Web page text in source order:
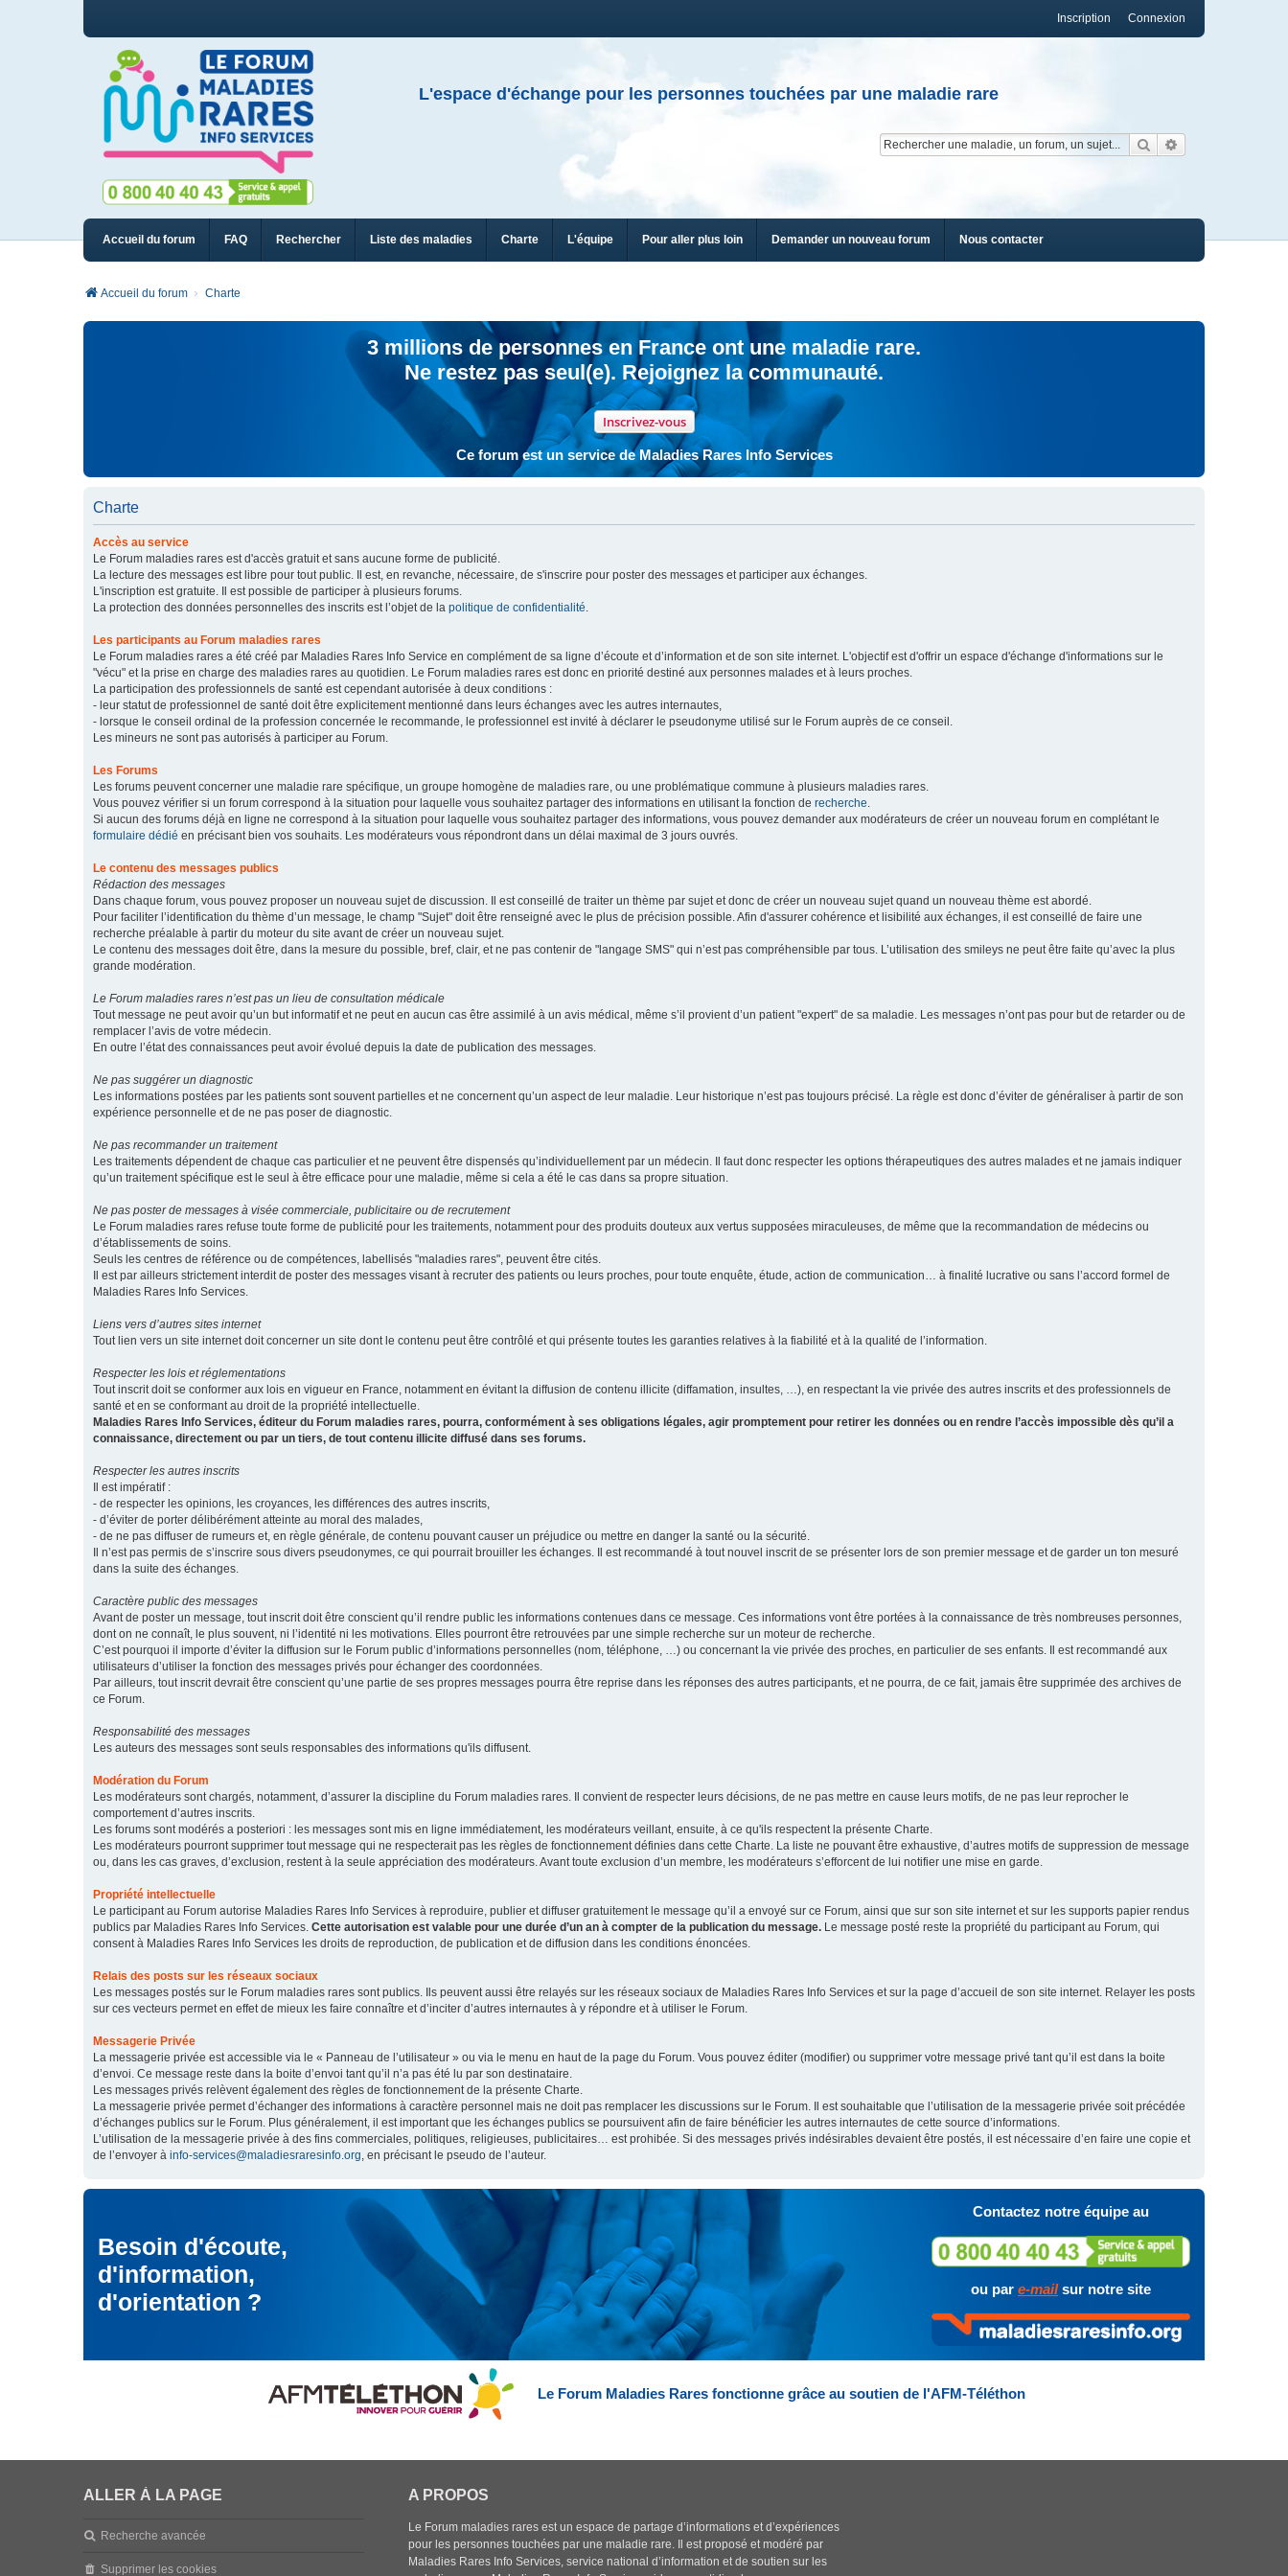
Connexion
Inscription
L'espace d'échange pour les personnes touchées par une maladie rare
Rechercher
Accueil du forum FAQ Rechercher Liste des maladies Charte L'équipe Pour aller plus loin Demander un nouveau forum Nous contacter
Accueil du forum Charte
3 millions de personnes en France ont une maladie rare.
Ne restez pas seul(e). Rejoignez la communauté.
Inscrivez-vous
Ce forum est un service de Maladies Rares Info Services
Charte
Accès au service
Le Forum maladies rares est d'accès gratuit et sans aucune forme de publicité.
La lecture des messages est libre pour tout public. Il est, en revanche, nécessaire, de s'inscrire pour poster des messages et participer aux échanges.
L'inscription est gratuite. Il est possible de participer à plusieurs forums.
La protection des données personnelles des inscrits est l’objet de la politique de confidentialité.
Les participants au Forum maladies rares
Le Forum maladies rares a été créé par Maladies Rares Info Service en complément de sa ligne d’écoute et d’information et de son site internet. L'objectif est d'offrir un espace d'échange d'informations sur le
"vécu" et la prise en charge des maladies rares au quotidien. Le Forum maladies rares est donc en priorité destiné aux personnes malades et à leurs proches.
La participation des professionnels de santé est cependant autorisée à deux conditions :
- leur statut de professionnel de santé doit être explicitement mentionné dans leurs échanges avec les autres internautes,
- lorsque le conseil ordinal de la profession concernée le recommande, le professionnel est invité à déclarer le pseudonyme utilisé sur le Forum auprès de ce conseil.
Les mineurs ne sont pas autorisés à participer au Forum.
Les Forums
Les forums peuvent concerner une maladie rare spécifique, un groupe homogène de maladies rare, ou une problématique commune à plusieurs maladies rares.
Vous pouvez vérifier si un forum correspond à la situation pour laquelle vous souhaitez partager des informations en utilisant la fonction de recherche.
Si aucun des forums déjà en ligne ne correspond à la situation pour laquelle vous souhaitez partager des informations, vous pouvez demander aux modérateurs de créer un nouveau forum en complétant le
formulaire dédié en précisant bien vos souhaits. Les modérateurs vous répondront dans un délai maximal de 3 jours ouvrés.
Le contenu des messages publics
Rédaction des messages
Dans chaque forum, vous pouvez proposer un nouveau sujet de discussion. Il est conseillé de traiter un thème par sujet et donc de créer un nouveau sujet quand un nouveau thème est abordé.
Pour faciliter l’identification du thème d’un message, le champ "Sujet" doit être renseigné avec le plus de précision possible. Afin d'assurer cohérence et lisibilité aux échanges, il est conseillé de faire une
recherche préalable à partir du moteur du site avant de créer un nouveau sujet.
Le contenu des messages doit être, dans la mesure du possible, bref, clair, et ne pas contenir de "langage SMS" qui n’est pas compréhensible par tous. L’utilisation des smileys ne peut être faite qu’avec la plus
grande modération.
Le Forum maladies rares n’est pas un lieu de consultation médicale
Tout message ne peut avoir qu’un but informatif et ne peut en aucun cas être assimilé à un avis médical, même s’il provient d’un patient "expert" de sa maladie. Les messages n’ont pas pour but de retarder ou de
remplacer l’avis de votre médecin.
En outre l’état des connaissances peut avoir évolué depuis la date de publication des messages.
Ne pas suggérer un diagnostic
Les informations postées par les patients sont souvent partielles et ne concernent qu’un aspect de leur maladie. Leur historique n’est pas toujours précisé. La règle est donc d’éviter de généraliser à partir de son
expérience personnelle et de ne pas poser de diagnostic.
Ne pas recommander un traitement
Les traitements dépendent de chaque cas particulier et ne peuvent être dispensés qu’individuellement par un médecin. Il faut donc respecter les options thérapeutiques des autres malades et ne jamais indiquer
qu’un traitement spécifique est le seul à être efficace pour une maladie, même si cela a été le cas dans sa propre situation.
Ne pas poster de messages à visée commerciale, publicitaire ou de recrutement
Le Forum maladies rares refuse toute forme de publicité pour les traitements, notamment pour des produits douteux aux vertus supposées miraculeuses, de même que la recommandation de médecins ou
d’établissements de soins.
Seuls les centres de référence ou de compétences, labellisés "maladies rares", peuvent être cités.
Il est par ailleurs strictement interdit de poster des messages visant à recruter des patients ou leurs proches, pour toute enquête, étude, action de communication… à finalité lucrative ou sans l’accord formel de
Maladies Rares Info Services.
Liens vers d’autres sites internet
Tout lien vers un site internet doit concerner un site dont le contenu peut être contrôlé et qui présente toutes les garanties relatives à la fiabilité et à la qualité de l’information.
Respecter les lois et réglementations
Tout inscrit doit se conformer aux lois en vigueur en France, notamment en évitant la diffusion de contenu illicite (diffamation, insultes, …), en respectant la vie privée des autres inscrits et des professionnels de
santé et en se conformant au droit de la propriété intellectuelle.
Maladies Rares Info Services, éditeur du Forum maladies rares, pourra, conformément à ses obligations légales, agir promptement pour retirer les données ou en rendre l’accès impossible dès qu’il a
connaissance, directement ou par un tiers, de tout contenu illicite diffusé dans ses forums.
Respecter les autres inscrits
Il est impératif :
- de respecter les opinions, les croyances, les différences des autres inscrits,
- d’éviter de porter délibérément atteinte au moral des malades,
- de ne pas diffuser de rumeurs et, en règle générale, de contenu pouvant causer un préjudice ou mettre en danger la santé ou la sécurité.
Il n’est pas permis de s’inscrire sous divers pseudonymes, ce qui pourrait brouiller les échanges. Il est recommandé à tout nouvel inscrit de se présenter lors de son premier message et de garder un ton mesuré
dans la suite des échanges.
Caractère public des messages
Avant de poster un message, tout inscrit doit être conscient qu’il rendre public les informations contenues dans ce message. Ces informations vont être portées à la connaissance de très nombreuses personnes,
dont on ne connaît, le plus souvent, ni l’identité ni les motivations. Elles pourront être retrouvées par une simple recherche sur un moteur de recherche.
C’est pourquoi il importe d’éviter la diffusion sur le Forum public d’informations personnelles (nom, téléphone, …) ou concernant la vie privée des proches, en particulier de ses enfants. Il est recommandé aux
utilisateurs d’utiliser la fonction des messages privés pour échanger des coordonnées.
Par ailleurs, tout inscrit devrait être conscient qu’une partie de ses propres messages pourra être reprise dans les réponses des autres participants, et ne pourra, de ce fait, jamais être supprimée des archives de
ce Forum.
Responsabilité des messages
Les auteurs des messages sont seuls responsables des informations qu'ils diffusent.
Modération du Forum
Les modérateurs sont chargés, notamment, d’assurer la discipline du Forum maladies rares. Il convient de respecter leurs décisions, de ne pas mettre en cause leurs motifs, de ne pas leur reprocher le
comportement d’autres inscrits.
Les forums sont modérés a posteriori : les messages sont mis en ligne immédiatement, les modérateurs veillant, ensuite, à ce qu'ils respectent la présente Charte.
Les modérateurs pourront supprimer tout message qui ne respecterait pas les règles de fonctionnement définies dans cette Charte. La liste ne pouvant être exhaustive, d’autres motifs de suppression de message
ou, dans les cas graves, d’exclusion, restent à la seule appréciation des modérateurs. Avant toute exclusion d’un membre, les modérateurs s’efforcent de lui notifier une mise en garde.
Propriété intellectuelle
Le participant au Forum autorise Maladies Rares Info Services à reproduire, publier et diffuser gratuitement le message qu’il a envoyé sur ce Forum, ainsi que sur son site internet et sur les supports papier rendus
publics par Maladies Rares Info Services. Cette autorisation est valable pour une durée d’un an à compter de la publication du message. Le message posté reste la propriété du participant au Forum, qui
consent à Maladies Rares Info Services les droits de reproduction, de publication et de diffusion dans les conditions énoncées.
Relais des posts sur les réseaux sociaux
Les messages postés sur le Forum maladies rares sont publics. Ils peuvent aussi être relayés sur les réseaux sociaux de Maladies Rares Info Services et sur la page d’accueil de son site internet. Relayer les posts
sur ces vecteurs permet en effet de mieux les faire connaître et d’inciter d’autres internautes à y répondre et à utiliser le Forum.
Messagerie Privée
La messagerie privée est accessible via le « Panneau de l’utilisateur » ou via le menu en haut de la page du Forum. Vous pouvez éditer (modifier) ou supprimer votre message privé tant qu’il est dans la boite
d’envoi. Ce message reste dans la boite d’envoi tant qu’il n’a pas été lu par son destinataire.
Les messages privés relèvent également des règles de fonctionnement de la présente Charte.
La messagerie privée permet d’échanger des informations à caractère personnel mais ne doit pas remplacer les discussions sur le Forum. Il est souhaitable que l’utilisation de la messagerie privée soit précédée
d’échanges publics sur le Forum. Plus généralement, il est important que les échanges publics se poursuivent afin de faire bénéficier les autres internautes de cette source d’informations.
L’utilisation de la messagerie privée à des fins commerciales, politiques, religieuses, publicitaires… est prohibée. Si des messages privés indésirables devaient être postés, il est nécessaire d’en faire une copie et
de l’envoyer à info-services@maladiesraresinfo.org, en précisant le pseudo de l’auteur.
Besoin d'écoute,
d'information,
d'orientation ?
Contactez notre équipe au
ou par e-mailsur notre site
Le Forum Maladies Rares fonctionne grâce au soutien de l'AFM-Téléthon
ALLER À LA PAGE
Recherche avancée
Supprimer les cookies
A PROPOS
Le Forum maladies rares est un espace de partage d’informations et d’expériences
pour les personnes touchées par une maladie rare. Il est proposé et modéré par
Maladies Rares Info Services, service national d’information et de soutien sur les